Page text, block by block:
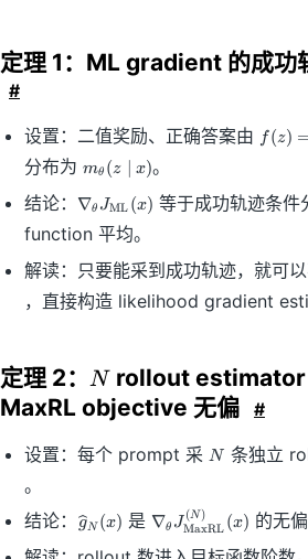
定理 1：ML gradient 的成功
#
设置：二值奖励、正确答案由 f(
z
=
y
*
(
x
f(z)
分布为m
\
h
et
a
(z
id
x
)
mθ (z ∣ x)。
结论： \
a
bl
a
_
J
{
at
hr
m
∇θ JML (x) 等于成功轨迹条
function 平均。
解读：只要能采到成功轨迹，就可
，直接构造 likelihood gradient
定理 2： N
N rollout
MaxRL objective 无偏 #
设置：每个 prompt 采 N
N 条独立
。
结论： \
w
gN (x) 是 \
∇θ JMaxRL
(N ) (x) 的无偏